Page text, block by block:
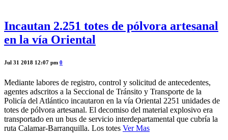
Incautan 2.251 totes de pólvora artesanal
en la vía Oriental
Jul 31 2018 12:07 pm 0
Mediante labores de registro, control y solicitud de antecedentes,
agentes adscritos a la Seccional de Tránsito y Transporte de la
Policía del Atlántico incautaron en la vía Oriental 2251 unidades de
totes de pólvora artesanal. El decomiso del material explosivo era
transportado en un bus de servicio interdepartamental que cubría la
ruta Calamar-Barranquilla. Los totes Ver Mas